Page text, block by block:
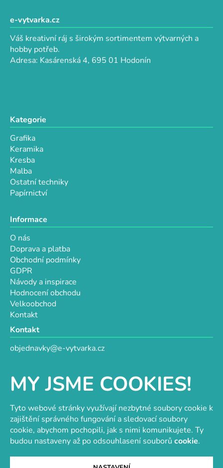
MY JSME COOKIES!
Tyto webové stránky využívají nezbytné soubory cookie k
zajištění správného fungování a sledovací soubory
cookie, abychom pochopili, jak s nimi komunikujete. Ty
budou nastaveny až po odsouhlasení souborů cookie.
a
c
p
ý
e-vytvarka.cz
Váš kreativní ráj s širokým sortimentem výtvarných a
hobby potřeb.
Adresa: Kasárenská 4, 695 01 Hodonín
Kategorie
Grafika
Keramika
Kresba
Malba
Ostatní techniky
Papírnictví
Informace
O nás
Doprava a platba
Obchodní podmínky
GDPR
Návody a inspirace
Hodnocení obchodu
Velkoobchod
Kontakt
Kontakt
objednavky@e-vytvarka.cz
Facebook
Velkoobchod s korálky a komponentyTvořit je radost